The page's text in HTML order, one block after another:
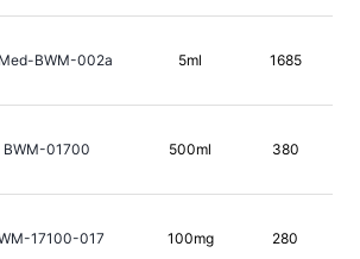
BWM-002a 5ml 1685
BWM-01700 500ml 380
17100-017 100mg 280